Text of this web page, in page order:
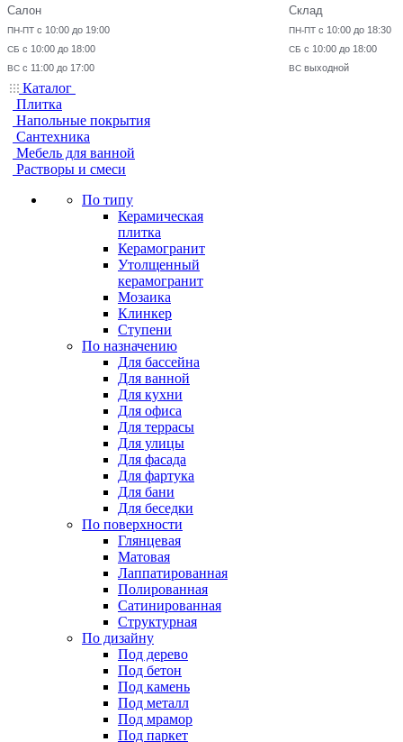
Салон
ПН-ПТ с 10:00 до 19:00
СБ с 10:00 до 18:00
ВС с 11:00 до 17:00
Склад
ПН-ПТ с 10:00 до 18:30
СБ с 10:00 до 18:00
ВС выходной
Каталог
Плитка
Напольные покрытия
Сантехника
Мебель для ванной
Растворы и смеси
По типу
Керамическая
плитка
Керамогранит
Утолщенный
керамогранит
Мозаика
Клинкер
Ступени
По назначению
Для бассейна
Для ванной
Для кухни
Для офиса
Для террасы
Для улицы
Для фасада
Для фартука
Для бани
Для беседки
По поверхности
Глянцевая
Матовая
Лаппатированная
Полированная
Сатинированная
Структурная
По дизайну
Под дерево
Под бетон
Под камень
Под металл
Под мрамор
Под паркет